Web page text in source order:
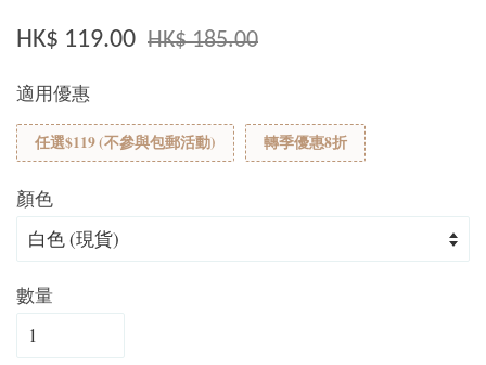
HK$ 119.00 HK$ 185.00
適用優惠
任選$119 (不參與包郵活動) 轉季優惠8折
顏色
數量